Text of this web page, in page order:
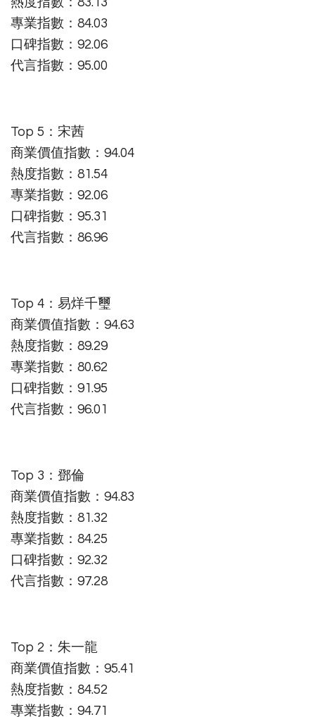
專業指數：84.03
口碑指數：92.06
代言指數：95.00
Top 5：宋茜
商業價值指數：94.04
熱度指數：81.54
專業指數：92.06
口碑指數：95.31
代言指數：86.96
Top 4：易烊千璽
商業價值指數：94.63
熱度指數：89.29
專業指數：80.62
口碑指數：91.95
代言指數：96.01
Top 3：鄧倫
商業價值指數：94.83
熱度指數：81.32
專業指數：84.25
口碑指數：92.32
代言指數：97.28
Top 2：朱一龍
商業價值指數：95.41
熱度指數：84.52
專業指數：94.71